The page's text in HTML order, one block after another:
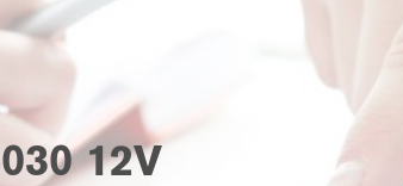
12V